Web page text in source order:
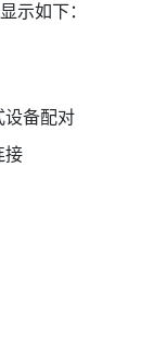
示如下：
设备配对
接